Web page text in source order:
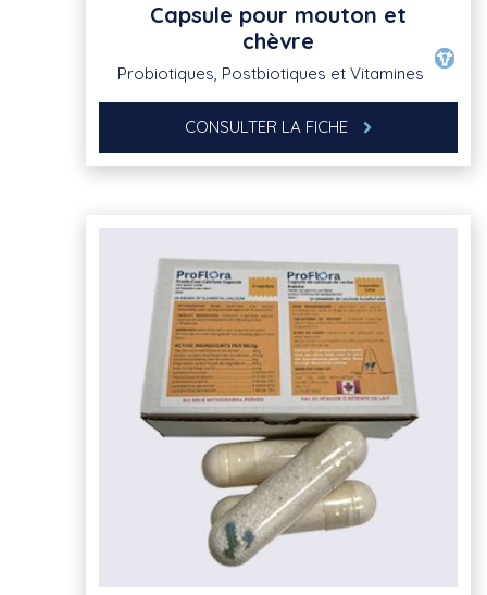
Capsule pour mouton et
chèvre
Probiotiques, Postbiotiques et Vitamines
CONSULTER LA FICHE